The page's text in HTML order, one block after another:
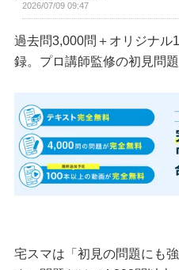
2026/07/09 09:47
過去問3,000問＋オリジナル
録。プロ講師監修の初見問
宅スマは「初見の問題にも